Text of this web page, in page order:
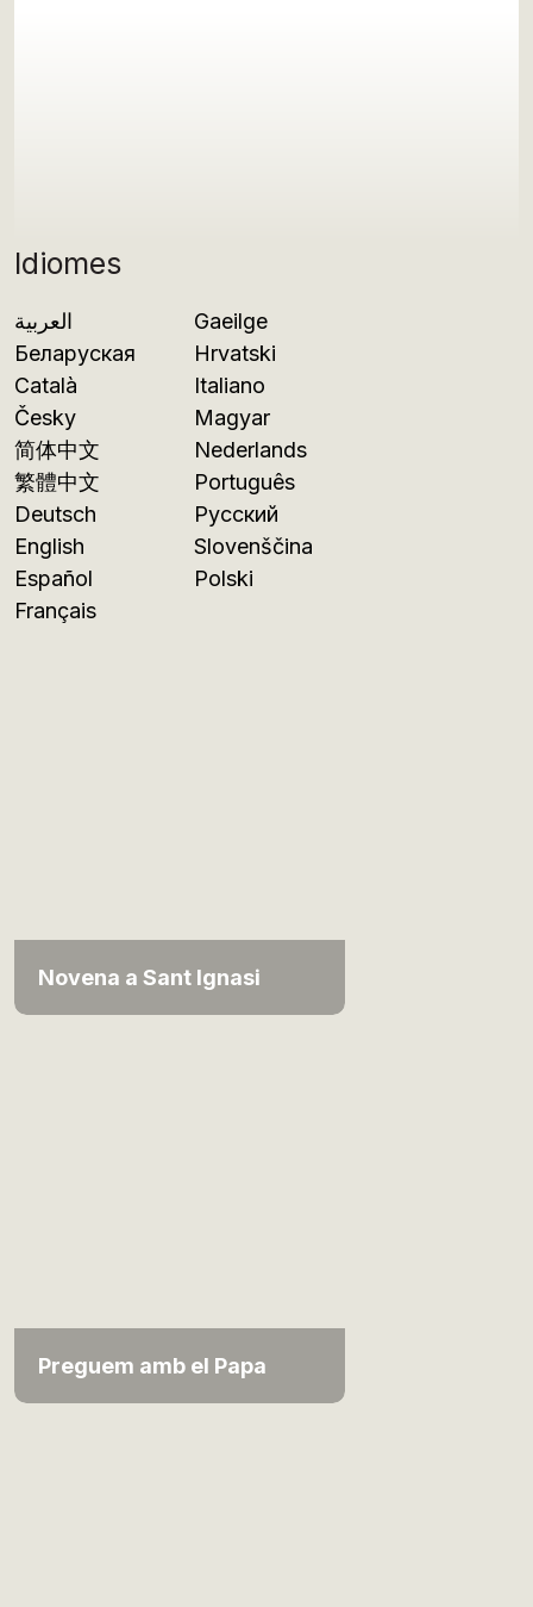
Idiomes
العربية
Беларуская
Català
Česky
简体中文
繁體中文
Deutsch
English
Español
Français
Gaeilge
Hrvatski
Italiano
Magyar
Nederlands
Português
Русский
Slovenščina
Polski
Novena a Sant Ignasi
Preguem amb el Papa